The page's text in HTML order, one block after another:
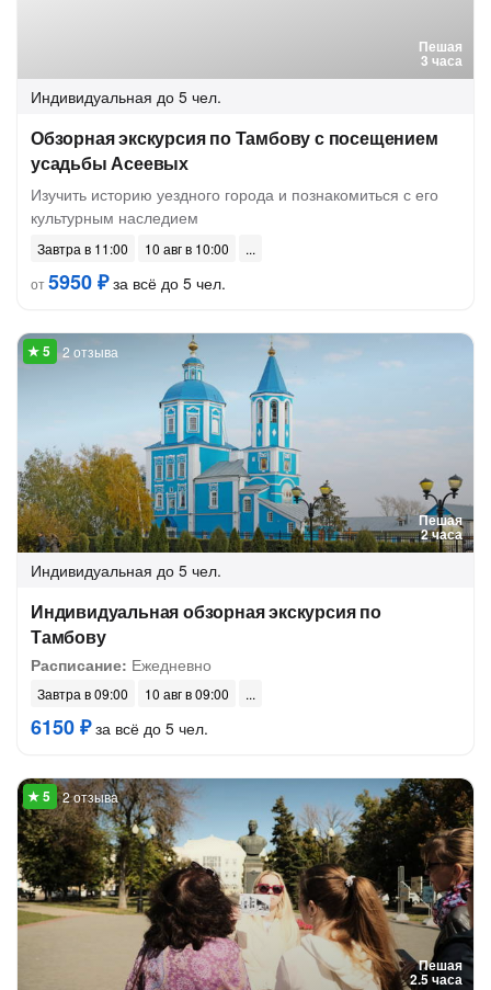
Пешая
3 часа
Индивидуальная до 5 чел.
Обзорная экскурсия по Тамбову с посещением
усадьбы Асеевых
Изучить историю уездного города и познакомиться с его
культурным наследием
Завтра в 11:00
10 авг в 10:00
от5950 ₽за всё до 5 чел.
Пешая
2 часа
2 отзыва
Индивидуальная до 5 чел.
Индивидуальная обзорная экскурсия по
Тамбову
Расписание: Ежедневно
Завтра в 09:00 10 авг в 09:00
6150 ₽за всё до 5 чел.
Пешая
2.5 часа
2 отзыва